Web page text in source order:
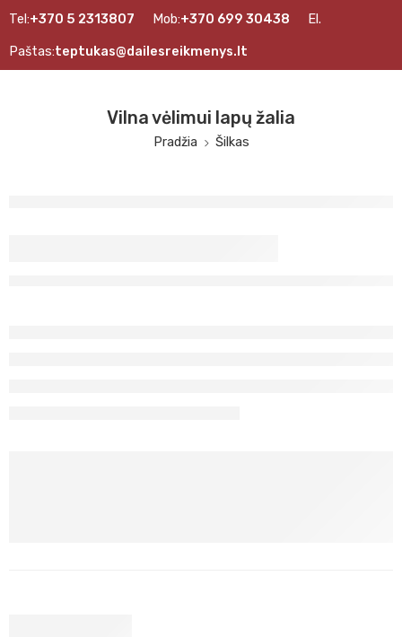
Tel:+370 5 2313807 Mob:+370 699 30438 El.
Paštas:teptukas@dailesreikmenys.lt
Vilna vėlimui lapų žalia
Pradžia Šilkas